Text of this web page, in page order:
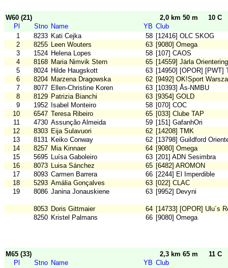
W60 (21) 2,0 km 50 m
10 C
Pl
Stno Name YB Club
1
8233 Kati Cejka 58 [12416] OLC SKOG
2
8255 Leen Wouters 63 [9080] Omega
3
1524 Helena Lopes 58 [107] CAOS
4
8168 Maria Nimvik Stern 65 [14559] Järla Orientering
5
8024 Hilde Haugskott 63 [14950] [OPOR] [PWT]
6
8204 Marzena Dragowska 62 [9492] OK!Sport
7
8077 Ellen-Christine Koren 63 [10393] Ås-NMBU
8
8129 Patrizia Bianchi 63 [9354] GOLD
9
1952 Isabel Monteiro 58 [070] COC
10
6547 Teresa Ribeiro 65 [033] Clube TAP
11
4730 Assunção Almeida 59 [151] GafanhOri
12
8303 Eija Sulavuori 62 [14208] TMK
13
8131 Keiko Conway 62 [13798] Guildford
14
8257 Mia Kinnaer 64 [9080] Omega
15
5695 Luísa Gaboleiro 63 [201] ADN Sesimbra
16
8073 Luisa Sánchez 65 [6482] AROMON
17
8093 Carmen Barrera 66 [2244] El Imperdible
18
5293 Amália Gonçalves 63 [022] CLAC
19
8086 Janina Jonauskiene 63 [9952] Devyni
8053 Doris Gittmaier 64 [14733] [OPOR] Ulu´s
8250 Kristel Palmans 66 [9080] Omega
M65 (33) 2,3 km 65 m
11 C
Pl
Stno Name YB Club